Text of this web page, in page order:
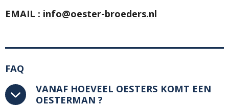
EMAIL : info@oester-broeders.nl
FAQ
VANAF HOEVEEL OESTERS KOMT EEN
OESTERMAN ?